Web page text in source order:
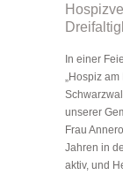
In einer
„Hospiz
unserer
Frau
Jahren in
aktiv, und